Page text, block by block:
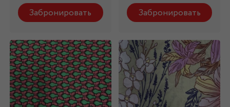
Забронировать Забронировать